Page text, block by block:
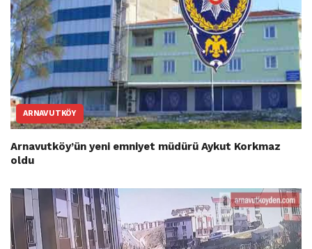
ARNAVUTKÖY
Arnavutköy’ün yeni emniyet müdürü Aykut Korkmaz
oldu